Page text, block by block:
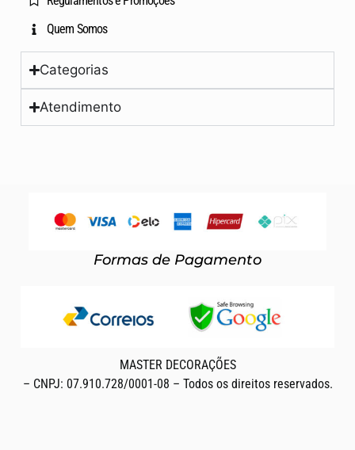
Quem Somos
Categorias
Atendimento
Formas de Pagamento
MASTER DECORAÇÕES
– CNPJ: 07.910.728/0001-08 – Todos os direitos reservados.